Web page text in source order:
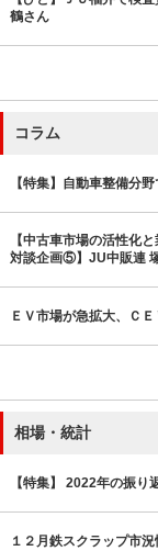
鶴さん
コラム
【特集】自動車整備分
【中古車市場の活性化
対談企画⑤】JU中販連
ＥＶ市場が急拡大、Ｃ
相場・統計
【特集】 2022年の振り
１２月鉄スクラップ市況